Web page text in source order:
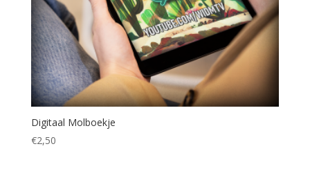
Digitaal Molboekje
€2,50